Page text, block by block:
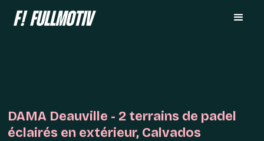
DAMA Deauville - 2 terrains de padel
éclairés en extérieur, Calvados